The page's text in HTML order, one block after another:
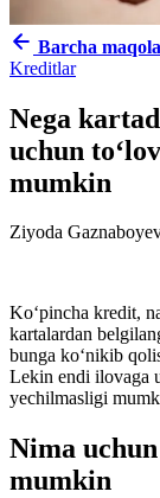
Barcha
Kreditlar
Nega
uchun
mumkin
Ziyoda
Ko‘pincha kredit,
kartalardan
bunga ko‘nikib
Lekin endi ilovaga
yechilmasligi
Nima
mumkin